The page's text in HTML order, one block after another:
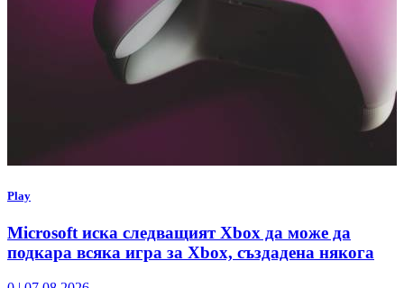
Play
Microsoft иска следващият Xbox да може да
подкара всяка игра за Xbox, създадена някога